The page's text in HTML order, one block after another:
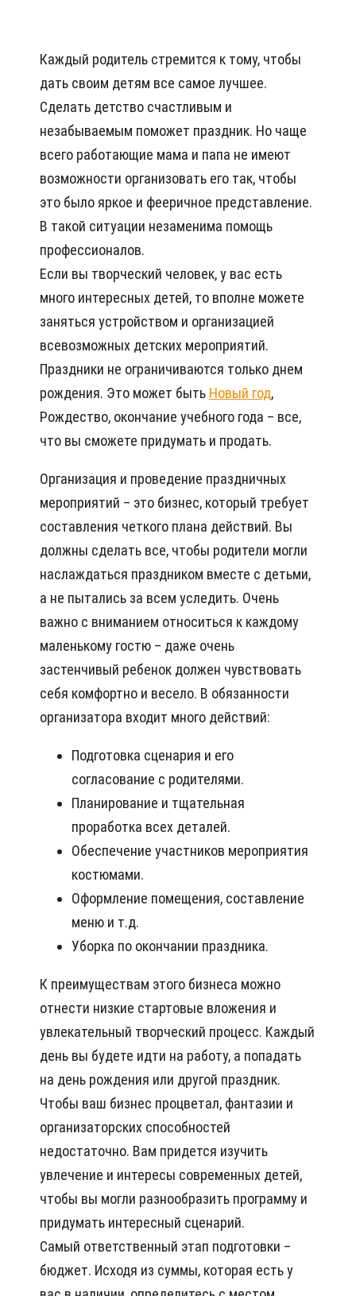
Каждый родитель стремится к тому, чтобы
дать своим детям все самое лучшее.
Сделать детство счастливым и
незабываемым поможет праздник. Но чаще
всего работающие мама и папа не имеют
возможности организовать его так, чтобы
это было яркое и фееричное представление.
В такой ситуации незаменима помощь
профессионалов.
Если вы творческий человек, у вас есть
много интересных детей, то вполне можете
заняться устройством и организацией
всевозможных детских мероприятий.
Праздники не ограничиваются только днем
рождения. Это может быть Новый год,
Рождество, окончание учебного года – все,
что вы сможете придумать и продать.
Организация и проведение праздничных
мероприятий – это бизнес, который требует
составления четкого плана действий. Вы
должны сделать все, чтобы родители могли
наслаждаться праздником вместе с детьми,
а не пытались за всем уследить. Очень
важно с вниманием относиться к каждому
маленькому гостю – даже очень
застенчивый ребенок должен чувствовать
себя комфортно и весело. В обязанности
организатора входит много действий:
Подготовка сценария и его
согласование с родителями.
Планирование и тщательная
проработка всех деталей.
Обеспечение участников мероприятия
костюмами.
Оформление помещения, составление
меню и т.д.
Уборка по окончании праздника.
К преимуществам этого бизнеса можно
отнести низкие стартовые вложения и
увлекательный творческий процесс. Каждый
день вы будете идти на работу, а попадать
на день рождения или другой праздник.
Чтобы ваш бизнес процветал, фантазии и
организаторских способностей
недостаточно. Вам придется изучить
увлечение и интересы современных детей,
чтобы вы могли разнообразить программу и
придумать интересный сценарий.
Самый ответственный этап подготовки –
бюджет. Исходя из суммы, которая есть у